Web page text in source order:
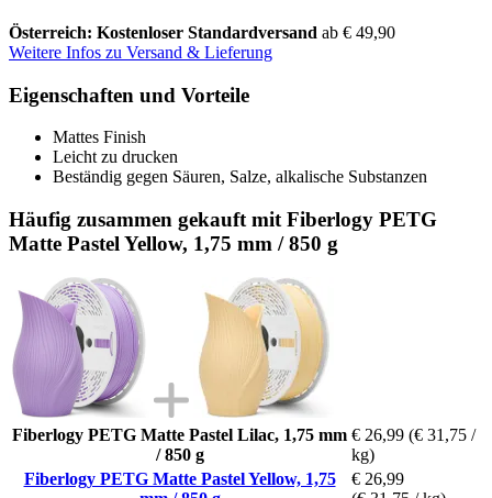
Österreich: Kostenloser Standardversand ab € 49,90
Weitere Infos zu Versand & Lieferung
Eigenschaften und Vorteile
Mattes Finish
Leicht zu drucken
Beständig gegen Säuren, Salze, alkalische Substanzen
Häufig zusammen gekauft mit Fiberlogy PETG
Matte Pastel Yellow, 1,75 mm / 850 g
Fiberlogy PETG Matte Pastel Lilac, 1,75 mm
/ 850 g
€ 26,99 (€ 31,75 /
kg)
Fiberlogy PETG Matte Pastel Yellow, 1,75
€ 26,99